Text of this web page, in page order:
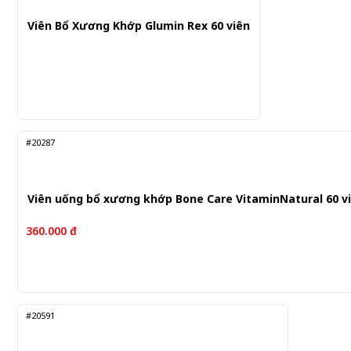
Viên Bổ Xương Khớp Glumin Rex 60 viên
#20287
Viên uống bổ xương khớp Bone Care VitaminNatural 60
360.000 đ
#20591